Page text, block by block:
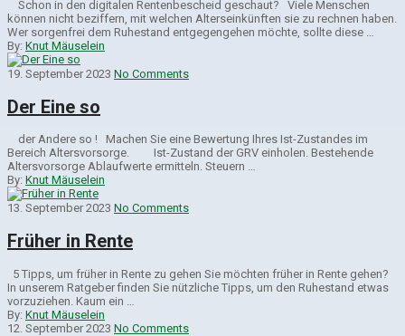
Schon in den digitalen Rentenbescheid geschaut? Viele Menschen
können nicht beziffern, mit welchen Alterseinkünften sie zu rechnen haben.
Wer sorgenfrei dem Ruhestand entgegengehen möchte, sollte diese …
By: Knut Mäuselein
19. September 2023 No Comments
Der Eine so
der Andere so ! Machen Sie eine Bewertung Ihres Ist-Zustandes im
Bereich Altersvorsorge. Ist-Zustand der GRV einholen. Bestehende
Altersvorsorge Ablaufwerte ermitteln. Steuern …
By: Knut Mäuselein
13. September 2023 No Comments
Früher in Rente
5 Tipps, um früher in Rente zu gehen Sie möchten früher in Rente gehen?
In unserem Ratgeber finden Sie nützliche Tipps, um den Ruhestand etwas
vorzuziehen. Kaum ein …
By: Knut Mäuselein
12. September 2023 No Comments